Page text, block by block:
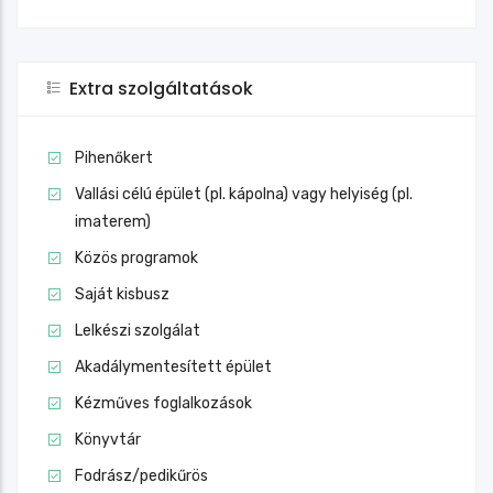
Extra szolgáltatások
Pihenőkert
Vallási célú épület (pl. kápolna) vagy helyiség (pl.
imaterem)
Közös programok
Saját kisbusz
Lelkészi szolgálat
Akadálymentesített épület
Kézműves foglalkozások
Könyvtár
Fodrász/pedikűrös